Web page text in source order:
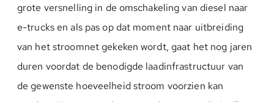
grote versnelling in de omschakeling van diesel naar
e-trucks en als pas op dat moment naar uitbreiding
van het stroomnet gekeken wordt, gaat het nog jaren
duren voordat de benodigde laadinfrastructuur van
de gewenste hoeveelheid stroom voorzien kan